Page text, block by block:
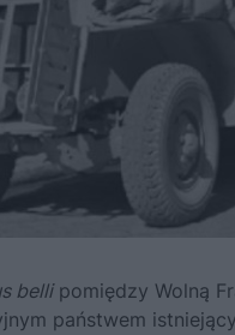
bellipomiędzy Wolną
państwem